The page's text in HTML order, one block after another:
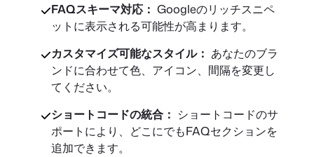
FAQスキーマ対応： Googleのリッチスニペ
ットに表示される可能性が高まります。
カスタマイズ可能なスタイル： あなたのブラ
ンドに合わせて色、アイコン、間隔を変更し
てください。
ショートコードの統合： ショートコードのサ
ポートにより、どこにでもFAQセクションを
追加できます。